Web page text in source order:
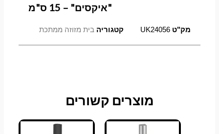
"איקסים" – 15 ס"מ
מק"טUK24056 קטגוריה בית מזוזה ממתכת
מוצרים קשורים